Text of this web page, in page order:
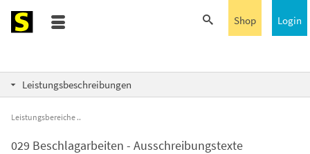
Login
Shop
Leistungsbeschreibungen
Leistungsbereiche
029 Beschlagarbeiten - Ausschreibungstexte